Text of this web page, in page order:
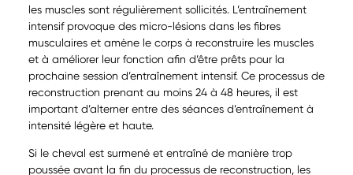
les muscles sont régulièrement sollicités. L’entraînement
intensif provoque des micro-lésions dans les fibres
musculaires et amène le corps à reconstruire les muscles
et à améliorer leur fonction afin d’être prêts pour la
prochaine session d’entraînement intensif. Ce processus de
reconstruction prenant au moins 24 à 48 heures, il est
important d’alterner entre des séances d’entraînement à
intensité légère et haute.
Si le cheval est surmené et entraîné de manière trop
poussée avant la fin du processus de reconstruction, les